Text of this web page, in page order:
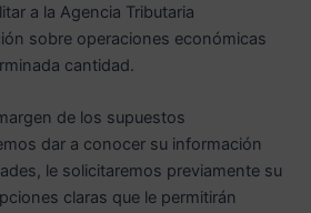
a la Agencia Tributaria
sobre operaciones económicas
cantidad.
de los supuestos
dar a conocer su información
le solicitaremos previamente su
claras que le permitirán